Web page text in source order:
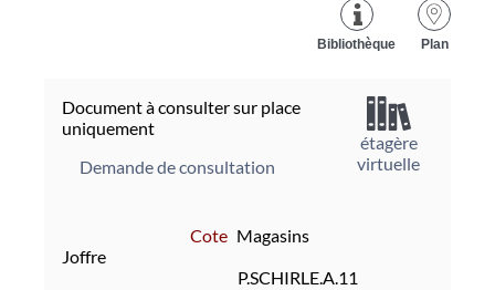
Plan
Bibliothèque
Document à consulter sur place
uniquement
Demande de consultation
Cote Magasins
Joffre
P.SCHIRLE.A.11
étagère
virtuelle